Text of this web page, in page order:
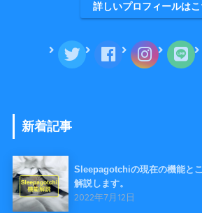
詳しいプロフィールは
新着記事
Sleepagotchiの現在の機能と
解説します。
2022年7月12日